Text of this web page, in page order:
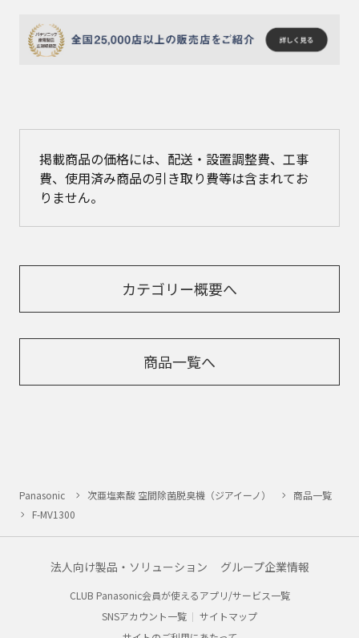
掲載商品の価格には、配送・設置調整費、工事
費、使用済み商品の引き取り費等は含まれてお
りません。​
カテゴリー概要へ
商品一覧へ
Panasonic 次亜塩素酸 空間除菌脱臭機（ジアイーノ）
商品一覧
F-MV1300
法人向け製品・ソリューション グループ企業情報
CLUB Panasonic会員が使えるアプリ/サービス一覧
SNSアカウント一覧
サイトマップ